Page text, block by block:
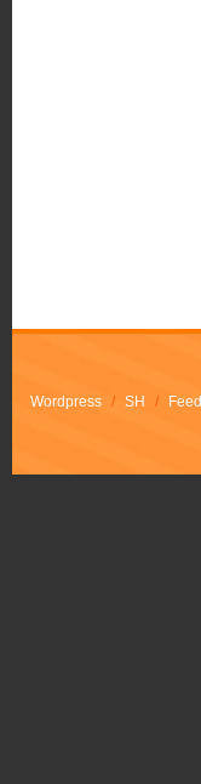
Wordpress / SH / Feed